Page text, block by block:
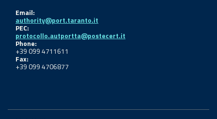
Email:
authority@port.taranto.it
PEC:
protocollo.autportta@postecert.it
Phone:
+39 099 4711611
Fax:
+39 099 4706877